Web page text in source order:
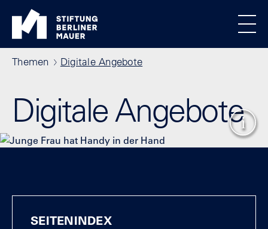
Direkt zum Inhalt
Standortmenu
Show locations
Alle Standorte
Stiftung Berliner Mauer Startseite
Pfadnavigation
Themen Digitale Angebote
Digitale Angebote
SEITENINDEX